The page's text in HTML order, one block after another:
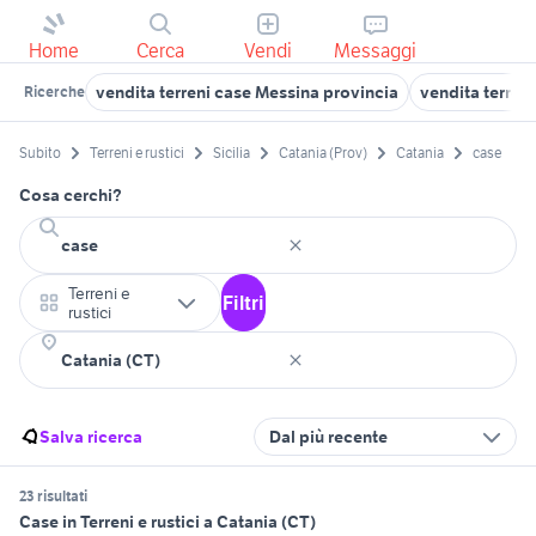
Home Cerca Vendi Messaggi
Ricerche vendita terreni case Messina provincia vendita
Subito Terreni e rustici Sicilia Catania (Prov) Catania case
Cosa cerchi?
Terreni e
rustici
Filtri
Salva ricerca Dal più recente
23 risultati
Case in Terreni e rustici a Catania (CT)